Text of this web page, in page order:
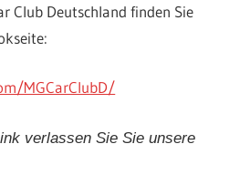
Club Deutschland finden Sie
MGCarClubD/
verlassen Sie Sie unsere